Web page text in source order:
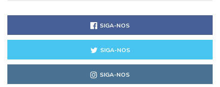
SIGA-NOS
SIGA-NOS
SIGA-NOS